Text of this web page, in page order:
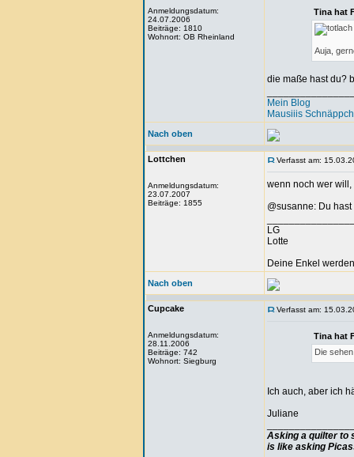
Anmeldungsdatum:
24.07.2006
Beiträge: 1810
Wohnort: OB Rheinland
Tina hat
Auja,
die maße hast du?
Mein Blog
Mausiiis
Nach oben
Lottchen
Anmeldungsdatum:
23.07.2007
Beiträge: 1855
Verfasst am:
wenn noch wer
@susanne: Du
LG
Lotte
Deine Enkel
Nach oben
Cupcake
Anmeldungsdatum:
28.11.2006
Beiträge: 742
Wohnort: Siegburg
Verfasst am:
Tina hat
Die
Ich auch, aber ich
Juliane
Asking a quilter to
is like asking